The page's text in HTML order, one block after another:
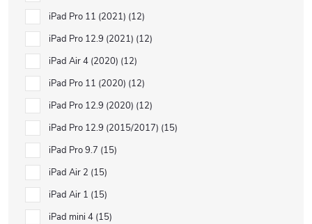
iPad Pro 11 (2021) 12
iPad Pro 12.9 (2021) 12
iPad Air 4 (2020) 12
iPad Pro 11 (2020) 12
iPad Pro 12.9 (2020) 12
iPad Pro 12.9 (2015/2017) 15
iPad Pro 9.7 15
iPad Air 2 15
iPad Air 1 15
iPad mini 4 15